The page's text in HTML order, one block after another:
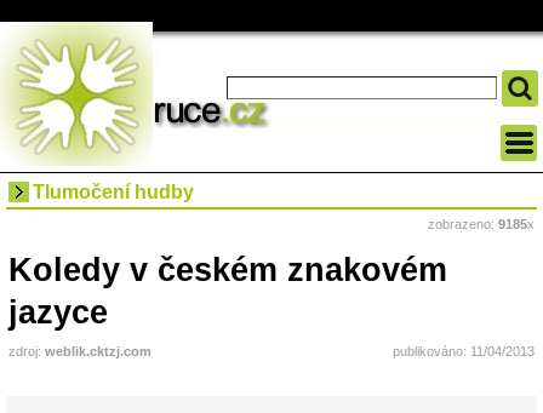
Tlumočení hudby
zobrazeno: 9185x
Koledy v českém znakovém
jazyce
zdroj: weblik.cktzj.com publikováno: 11/04/2013